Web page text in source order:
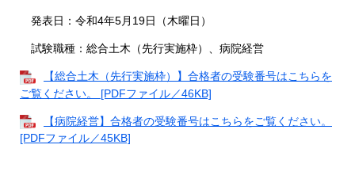
発表日：令和4年5月19日（木曜日）
試験職種：総合土木（先行実施枠）、病院経営
【総合土木（先行実施枠）】合格者の受験番号はこちらを
ご覧ください。 [PDFファイル／46KB]
【病院経営】合格者の受験番号はこちらをご覧ください。
[PDFファイル／45KB]